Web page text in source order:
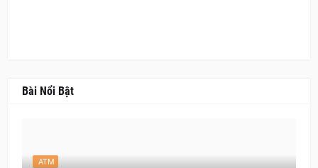
Bài Nổi Bật
ATM